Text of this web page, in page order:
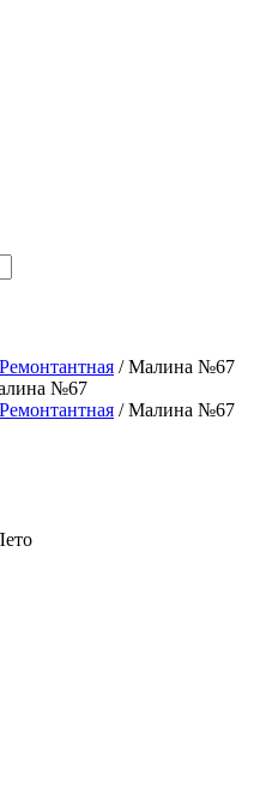
Ремонтантная / Малина №67
№67
Ремонтантная / Малина №67